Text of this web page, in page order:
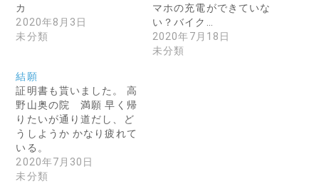
カ
2020年8月3日
未分類
マホの充電ができていな
い？バイク…
2020年7月18日
未分類
結願
証明書も貰いました。 高
野山奥の院 満願 早く帰
りたいが通り道だし、ど
うしようか かなり疲れて
いる。
2020年7月30日
未分類